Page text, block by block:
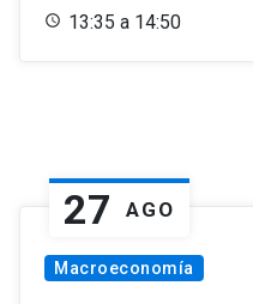
13:35 a 14:50
27 AGO
Macroeconomía